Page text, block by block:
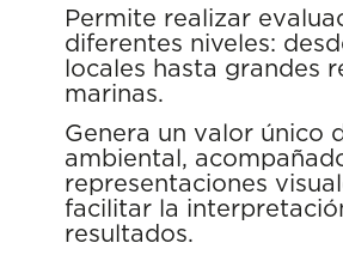
Permite realizar
diferentes niveles:
locales hasta grandes
marinas.
Genera un valor único
ambiental,
representaciones
facilitar la
resultados.